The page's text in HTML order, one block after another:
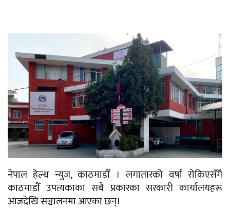
नेपाल हेल्थ न्युज, काठमाडौँ । लगातारको वर्षा रोकिएसँगै
काठमाडौँ उपत्यकाका सबै प्रकारका सरकारी कार्यालयहरू
आजदेखि सञ्चालनमा आएका छन्।